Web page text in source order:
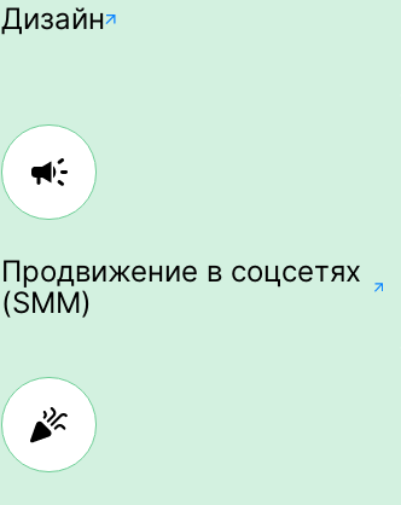
Дизайн
Продвижение в соцсетях
(SMM)